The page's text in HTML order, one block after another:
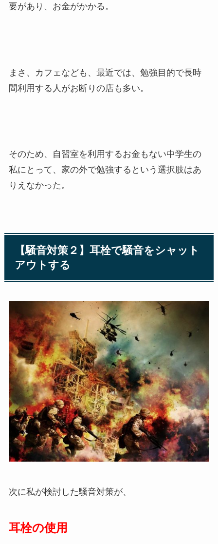
要があり、お金がかかる。
まさ、カフェなども、最近では、勉強目的で長時
間利用する人がお断りの店も多い。
そのため、自習室を利用するお金もない中学生の
私にとって、家の外で勉強するという選択肢はあ
りえなかった。
【騒音対策２】耳栓で騒音をシャット
アウトする
次に私が検討した騒音対策が、
耳栓の使用